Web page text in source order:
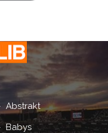
Abstrakt
Babys